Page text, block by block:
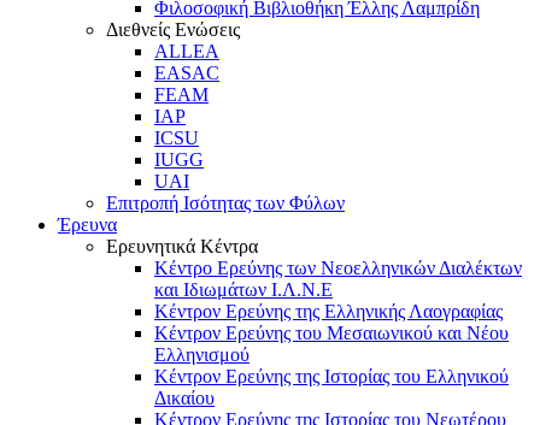
Φιλοσοφική Βιβλιοθήκη Έλλης Λαμπρίδη
Διεθνείς Ενώσεις
ALLEA
EASAC
FEAM
IAP
ICSU
IUGG
UAI
Επιτροπή Ισότητας των Φύλων
Έρευνα
Ερευνητικά Κέντρα
Κέντρο Ερεύνης των Νεοελληνικών Διαλέκτων
και Ιδιωμάτων Ι.Λ.Ν.Ε
Κέντρον Ερεύνης της Ελληνικής Λαογραφίας
Κέντρον Ερεύνης του Μεσαιωνικού και Νέου
Ελληνισμού
Κέντρον Ερεύνης της Ιστορίας του Ελληνικού
Δικαίου
Κέντρον Ερεύνης της Ιστορίας του Νεωτέρου